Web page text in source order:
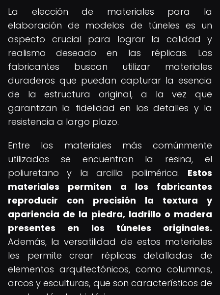
La elección de materiales para la
elaboración de modelos de túneles es un
aspecto crucial para lograr la calidad y
realismo deseado en las réplicas. Los
fabricantes buscan utilizar materiales
duraderos que puedan capturar la esencia
de la estructura original, a la vez que
garantizan la fidelidad en los detalles y la
resistencia a largo plazo.
Entre los materiales más comúnmente
utilizados se encuentran la resina, el
poliuretano y la arcilla polimérica. Estos
materiales permiten a los fabricantes
reproducir con precisión la textura y
apariencia de la piedra, ladrillo o madera
presentes en los túneles originales.
Además, la versatilidad de estos materiales
les permite crear réplicas detalladas de
elementos arquitectónicos, como columnas,
arcos y esculturas, que son característicos de